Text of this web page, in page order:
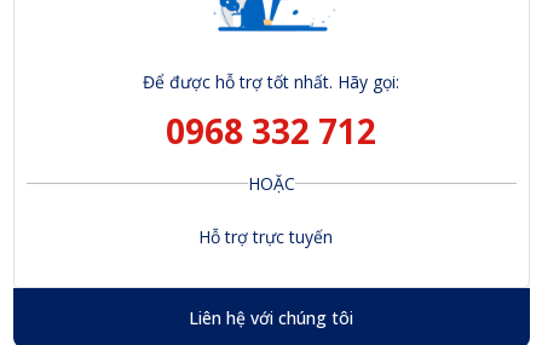
Để được hỗ trợ tốt nhất. Hãy gọi:
0968 332 712
HOẶC
Hỗ trợ trực tuyến
Liên hệ với chúng tôi